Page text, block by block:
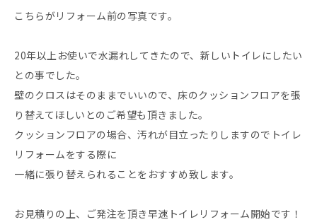
こちらがリフォーム前の写真です。
20年以上お使いで水漏れしてきたので、新しいトイレにしたい
との事でした。
壁のクロスはそのままでいいので、床のクッションフロアを張
り替えてほしいとのご希望も頂きました。
クッションフロアの場合、汚れが目立ったりしますのでトイレ
リフォームをする際に
一緒に張り替えられることをおすすめ致します。
お見積りの上、ご発注を頂き早速トイレリフォーム開始です！